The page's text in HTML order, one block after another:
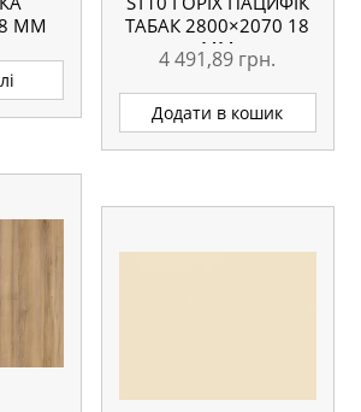
ММ
ТАБАК 2800×2070 18
ММ
4 491,89 грн.
Додати в кошик